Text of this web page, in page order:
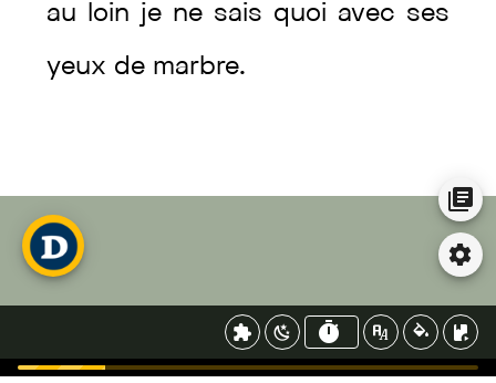
au loin je ne sais quoi avec ses
yeux de marbre.